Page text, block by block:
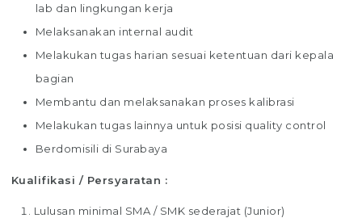
lab dan lingkungan kerja
Melaksanakan internal audit
Melakukan tugas harian sesuai ketentuan dari kepala
bagian
Membantu dan melaksanakan proses kalibrasi
Melakukan tugas lainnya untuk posisi quality control
Berdomisili di Surabaya
Kualifikasi / Persyaratan :
Lulusan minimal SMA / SMK sederajat (Junior)